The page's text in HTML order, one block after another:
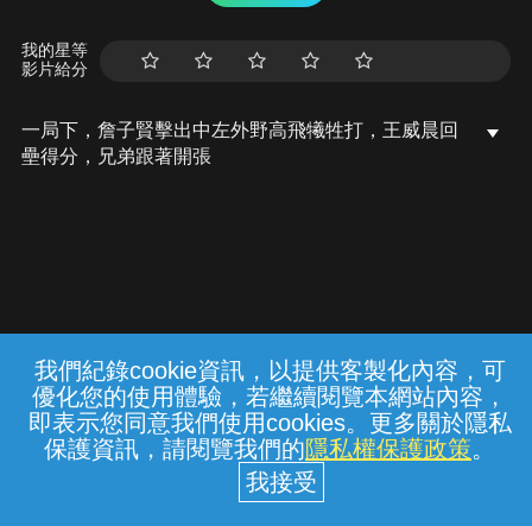
我們紀錄cookie資訊，以提供客製化內容，可
優化您的使用體驗，若繼續閱覽本網站內容，
即表示您同意我們使用cookies。更多關於隱私
保護資訊，請閱覽我們的隱私權保護政策。
我的星等
影片給分
一局下，詹子賢擊出中左外野高飛犧牲打，王威晨回
壘得分，兄弟跟著開張
常見問題 線上客服 服務條款 隱私權保護
中華電信股份有限公司個人家庭分公司
(統一編號：96979949) © 2026
{{notifyMsg}}